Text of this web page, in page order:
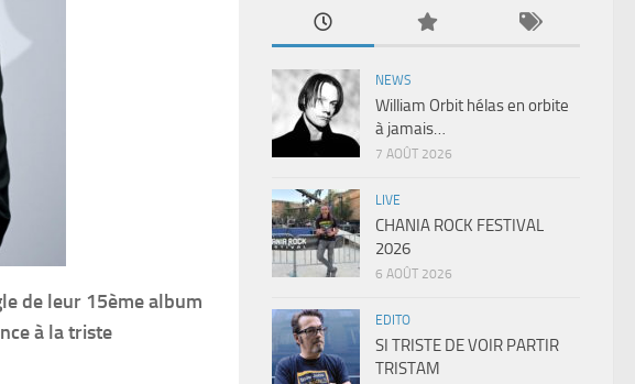
de leur 15ème album
à la triste
NEWS
William Orbit hélas en orbite
à jamais…
7 AOÛT 2026
LIVE
CHANIA ROCK FESTIVAL
2026
6 AOÛT 2026
EDITO
SI TRISTE DE VOIR PARTIR
TRISTAM